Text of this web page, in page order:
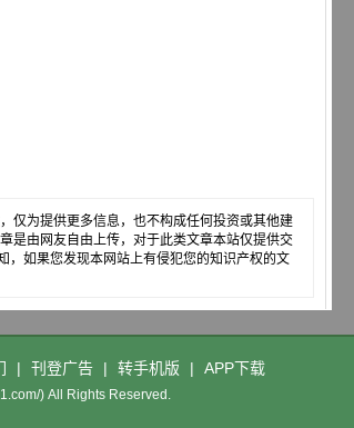
仅为提供更多信息，也不构成任何投资或其他建
是由网友自由上传，对于此类文章本站仅提供交
，如果您发现本网站上有侵犯您的知识产权的文
| 刊登广告 | 转手机版 | APP下载
) All Rights Reserved.